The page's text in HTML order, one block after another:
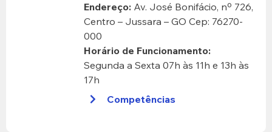
Endereço: Av. José Bonifácio, nº 726,
Centro – Jussara – GO Cep: 76270-
000
Horário de Funcionamento:
Segunda a Sexta 07h às 11h e 13h às
17h
Competências